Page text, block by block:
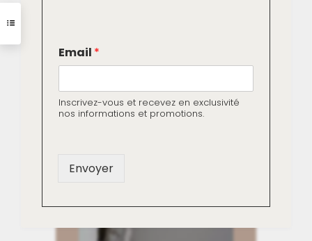
Dispersion aqueuse à
de charges minérales.
m
a
l
*
Email *
Inscrivez-vous et recevez en exclusivité
nos informations et promotions.
Envoyer